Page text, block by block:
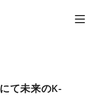
て未来のK-